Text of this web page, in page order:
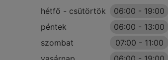
hétfő - csütörtök
06:00 - 19:00
péntek
06:00 - 13:00
szombat
07:00 - 11:00